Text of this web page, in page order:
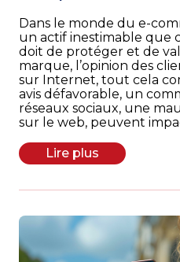
Dans le monde du e-
un actif inestimable que
doit de protéger et de
marque, l’opinion des
sur Internet, tout cela
avis défavorable, un
réseaux sociaux, une
sur le web, peuvent
Lire plus